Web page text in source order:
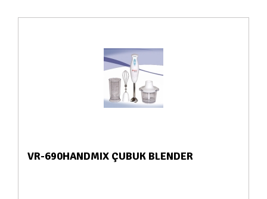
VR-690HANDMIX ÇUBUK BLENDER